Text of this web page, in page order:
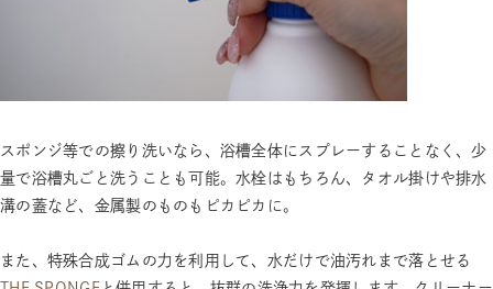
スポンジ等での擦り洗いなら、浴槽全体にスプレーすることなく、少
量で浴槽丸ごと洗うことも可能。水栓はもちろん、タオル掛けや排水
溝の蓋など、金属製のものもピカピカに。
また、特殊合成ゴムの力を利用して、水だけで油汚れまで落とせる